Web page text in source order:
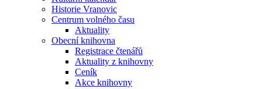
Historie Vranovic
Centrum volného času
Aktuality
Obecní knihovna
Registrace čtenářů
Aktuality z knihovny
Ceník
Akce knihovny